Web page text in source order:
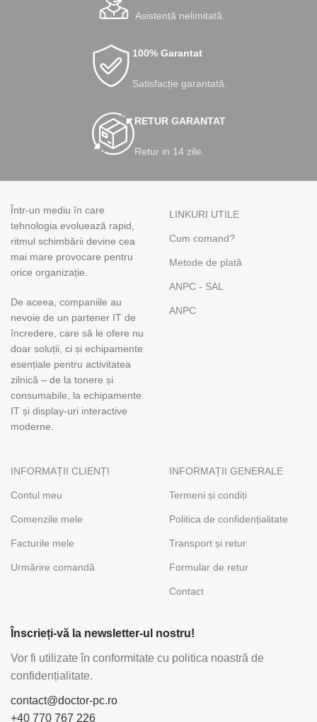
Asistență nelimitată.
100% Garantat
Satisfacție garantată.
RETUR GARANTAT
Retur in 14 zile.
Într-un mediu în care
tehnologia evoluează rapid,
ritmul schimbării devine cea
mai mare provocare pentru
orice organizație.
De aceea, companiile au
nevoie de un partener IT de
încredere, care să le ofere nu
doar soluții, ci și echipamente
esențiale pentru activitatea
zilnică – de la tonere și
consumabile, la echipamente
IT și display-uri interactive
moderne.
LINKURI UTILE
Cum comand?
Metode de plată
ANPC - SAL
ANPC
INFORMAȚII CLIENȚI
Contul meu
Comenzile mele
Facturile mele
Urmărire comandă
INFORMAȚII GENERALE
Termeni și condiți
Politica de confidențialitate
Transport și retur
Formular de retur
Contact
Înscrieți-vă la newsletter-ul nostru!
Vor fi utilizate în conformitate cu politica noastră de
confidențialitate.
contact@doctor-pc.ro
+40 770 767 226